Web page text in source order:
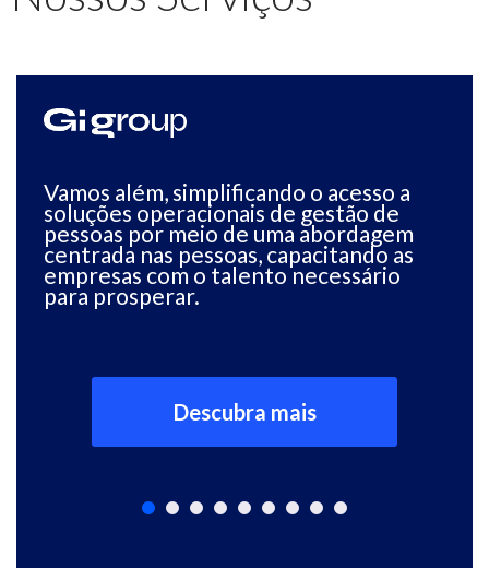
Vamos além, simplificando o acesso a
soluções operacionais de gestão de
pessoas por meio de uma abordagem
centrada nas pessoas, capacitando as
empresas com o talento necessário
para prosperar.
Descubra mais